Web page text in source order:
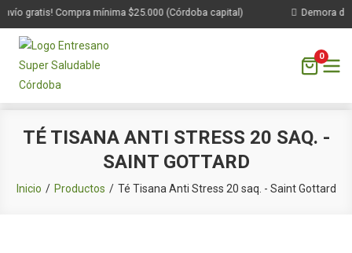
gratis! Compra mínima $25.000 (Córdoba capital) Demora de
0
TÉ TISANA ANTI STRESS 20 SAQ. -
SAINT GOTTARD
Inicio Productos Té Tisana Anti Stress 20 saq. - Saint Gottard